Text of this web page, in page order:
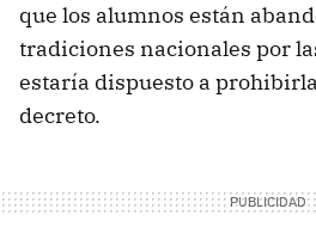
que los alumnos están
tradiciones nacionales por
estaría dispuesto a
decreto.